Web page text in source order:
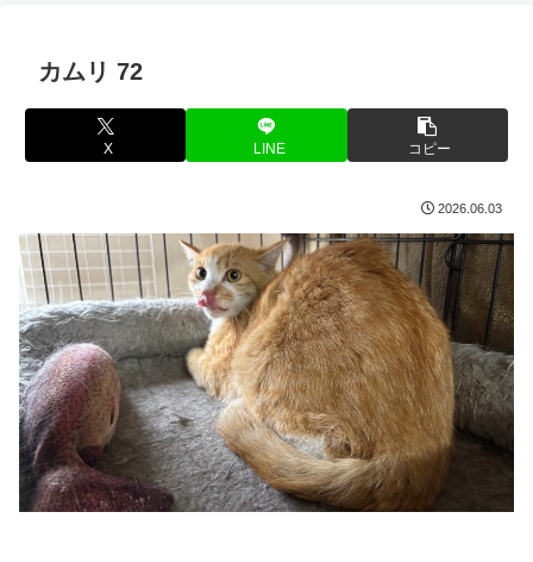
カムリ 72
X LINE コピー
2026.06.03